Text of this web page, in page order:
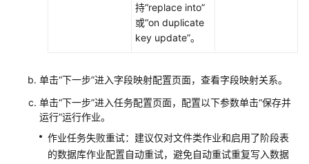
持“replace into”
或“on duplicate
key update”。
单击“下一步”进入字段映射配置页面，查看字段映射关系。
单击“下一步”进入任务配置页面，配置以下参数单击“保存并
运行”运行作业。
作业任务失败重试：建议仅对文件类作业和启用了阶段表
的数据库作业配置自动重试，避免自动重试重复写入数据